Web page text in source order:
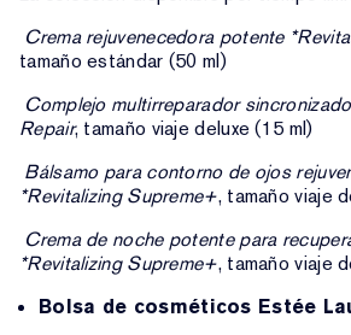
Crema rejuvenecedora potente
tamaño estándar (50 ml)
Complejo multirreparador sincronizado
Repair, tamaño viaje deluxe (15 ml)
Bálsamo para contorno de ojos
*Revitalizing Supreme+, tamaño viaje
Crema de noche potente para
*Revitalizing Supreme+, tamaño viaje
Bolsa de cosméticos Estée